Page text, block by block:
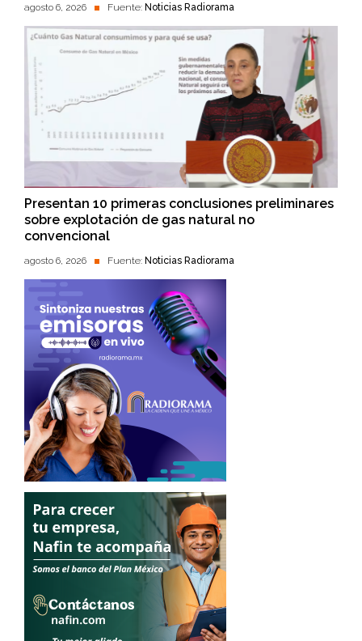
agosto 6, 2026 Fuente: Noticias Radiorama
Presentan 10 primeras conclusiones preliminares
sobre explotación de gas natural no
convencional
agosto 6, 2026 Fuente: Noticias Radiorama